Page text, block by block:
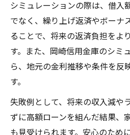
シミュレーションの際は、借入
でなく、繰り上げ返済やボーナ
ることで、将来の返済負担をよ
す。また、岡崎信用金庫のシミ
ら、地元の金利推移や条件を反
す。
失敗例として、将来の収入減や
ずに高額ローンを組んだ結果、
も見受けられます。安心のため